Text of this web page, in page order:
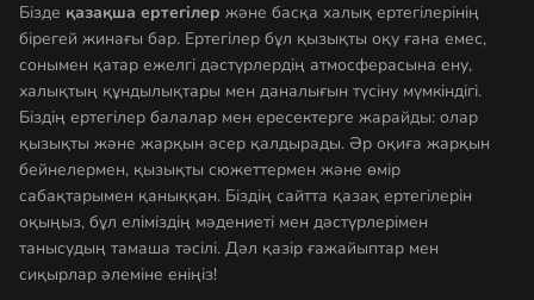
Бізде қазақша ертегілер және басқа халық ертегілерінің
бірегей жинағы бар. Ертегілер бұл қызықты оқу ғана емес,
сонымен қатар ежелгі дәстүрлердің атмосферасына ену,
халықтың құндылықтары мен даналығын түсіну мүмкіндігі.
Біздің ертегілер балалар мен ересектерге жарайды: олар
қызықты және жарқын әсер қалдырады. Әр оқиға жарқын
бейнелермен, қызықты сюжеттермен және өмір
сабақтарымен қаныққан. Біздің сайтта қазақ ертегілерін
оқыңыз, бұл еліміздің мәдениеті мен дәстүрлерімен
танысудың тамаша тәсілі. Дәл қазір ғажайыптар мен
сиқырлар әлеміне еніңіз!